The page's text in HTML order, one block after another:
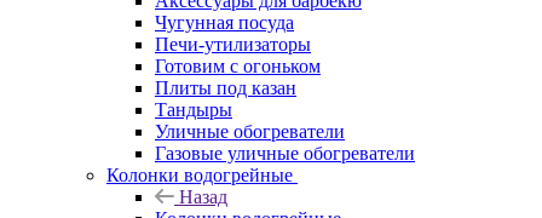
Чугунная посуда
Печи-утилизаторы
Готовим с огоньком
Плиты под казан
Тандыры
Уличные обогреватели
Газовые уличные обогреватели
Колонки водогрейные
Назад